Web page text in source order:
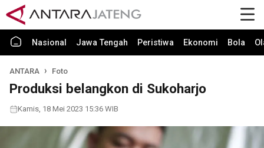
Nasional Jawa Tengah Peristiwa Ekonomi Bola
ANTARA Foto
Produksi belangkon di Sukoharjo
Kamis, 18 Mei 2023 15:36 WIB